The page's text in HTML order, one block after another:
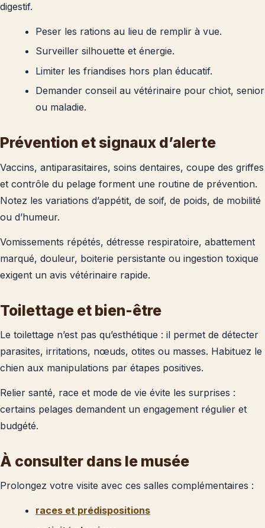
digestif.
Peser les rations au lieu de remplir à vue.
Surveiller silhouette et énergie.
Limiter les friandises hors plan éducatif.
Demander conseil au vétérinaire pour chiot, senior
ou maladie.
Prévention et signaux d’alerte
Vaccins, antiparasitaires, soins dentaires, coupe des griffes
et contrôle du pelage forment une routine de prévention.
Notez les variations d’appétit, de soif, de poids, de mobilité
ou d’humeur.
Vomissements répétés, détresse respiratoire, abattement
marqué, douleur, boiterie persistante ou ingestion toxique
exigent un avis vétérinaire rapide.
Toilettage et bien-être
Le toilettage n’est pas qu’esthétique : il permet de détecter
parasites, irritations, nœuds, otites ou masses. Habituez le
chien aux manipulations par étapes positives.
Relier santé, race et mode de vie évite les surprises :
certains pelages demandent un engagement régulier et
budgété.
À consulter dans le musée
Prolongez votre visite avec ces salles complémentaires :
races et prédispositions